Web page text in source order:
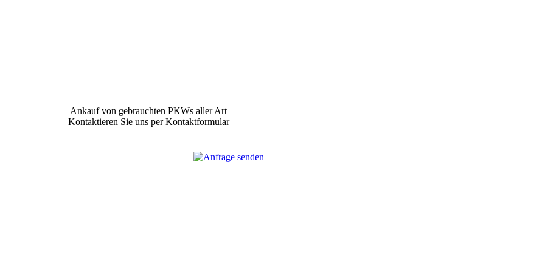
Ankauf von gebrauchten PKWs aller Art
Kontaktieren Sie uns per Kontaktformular